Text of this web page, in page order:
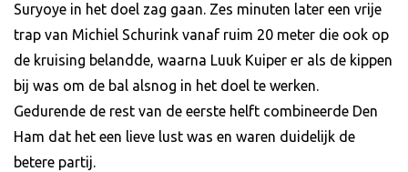
Suryoye in het doel zag gaan. Zes minuten later een vrije
trap van Michiel Schurink vanaf ruim 20 meter die ook op
de kruising belandde, waarna Luuk Kuiper er als de kippen
bij was om de bal alsnog in het doel te werken.
Gedurende de rest van de eerste helft combineerde Den
Ham dat het een lieve lust was en waren duidelijk de
betere partij.